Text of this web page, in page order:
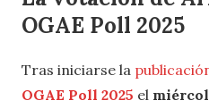
OGAE Poll 2025
Tras iniciarse la
OGAE Poll 2025 el